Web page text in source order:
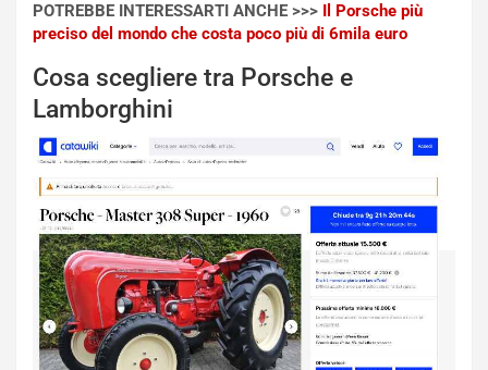
POTREBBE INTERESSARTI ANCHE >>> Il Porsche più
preciso del mondo che costa poco più di 6mila euro
Cosa scegliere tra Porsche e
Lamborghini
E
R
S
b
NOTIZIE